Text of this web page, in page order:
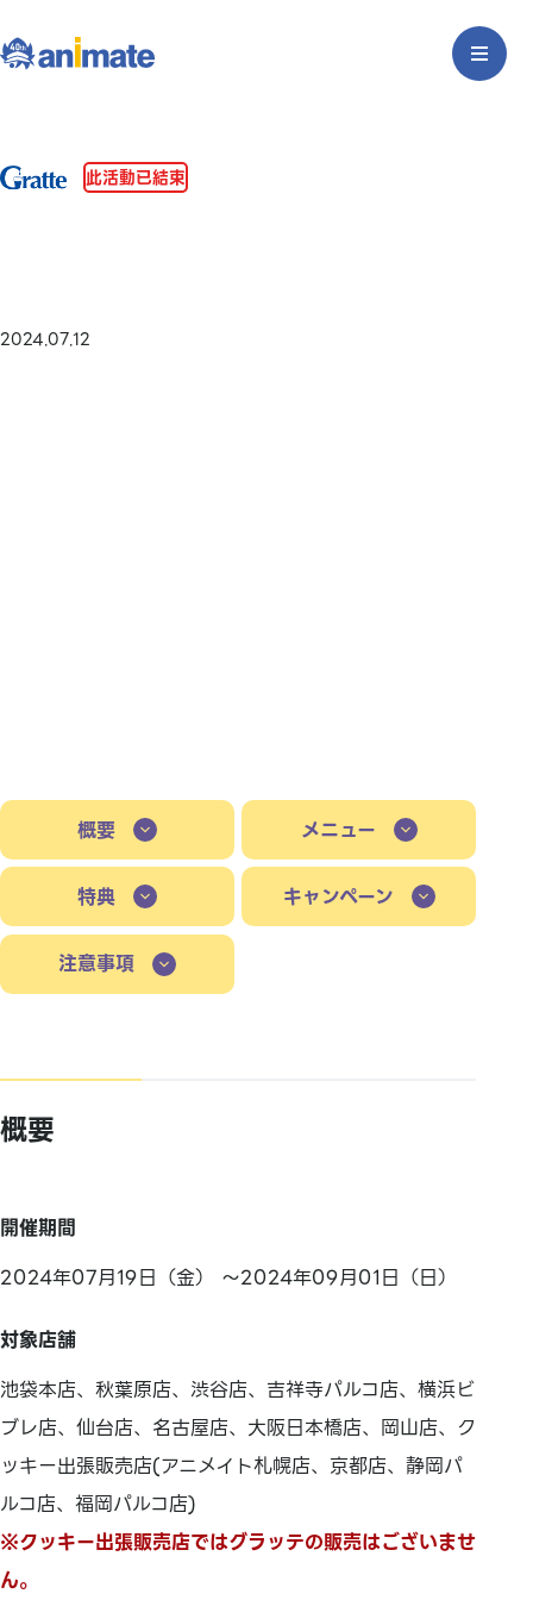
此活動已結束
2024.07.12
概要 メニュー
特典 キャンペーン
注意事項
概要
開催期間
2024年07月19日（金） ～2024年09月01日（日）
対象店舗
池袋本店、秋葉原店、渋谷店、吉祥寺パルコ店、横浜ビ
ブレ店、仙台店、名古屋店、大阪日本橋店、岡山店、ク
ッキー出張販売店(アニメイト札幌店、京都店、静岡パ
ルコ店、福岡パルコ店)
※クッキー出張販売店ではグラッテの販売はございませ
ん。